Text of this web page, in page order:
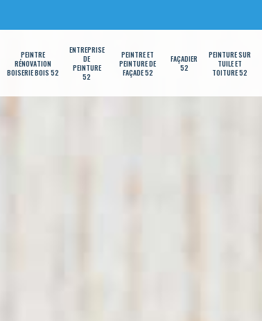
PEINTRE
RÉNOVATION
BOISERIE BOIS 52
ENTREPRISE
DE
PEINTURE
52
PEINTRE ET
PEINTURE DE
FAÇADE 52
FAÇADIER
52
PEINTURE SUR
TUILE ET
TOITURE 52